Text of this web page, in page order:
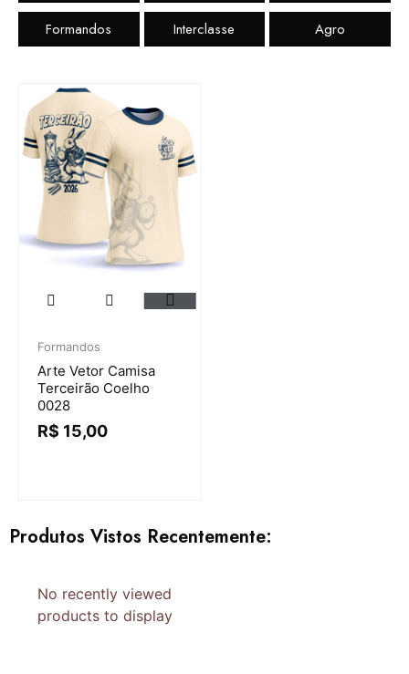
Formandos Interclasse Agro
Formandos
Arte Vetor Camisa
Terceirão Coelho
0028
R$ 15,00
Produtos Vistos Recentemente:
No recently viewed
products to display